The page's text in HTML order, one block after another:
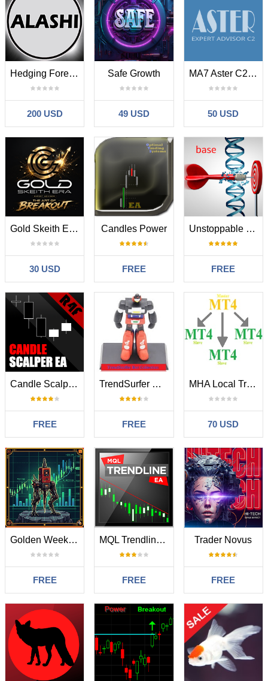
Hedging Forex ALASHI
200 USD
Safe Growth
49 USD
MA7 Aster C2 MT4
50 USD
Gold Skeith Era MT4
30 USD
Candles Power
FREE
Unstoppable Breakthrough base
FREE
Candle Scalper EA
FREE
TrendSurfer Collection
FREE
MHA Local Trade Copier
70 USD
Golden Week Holiday EA
FREE
MQL Trendline EA
FREE
Trader Novus
FREE